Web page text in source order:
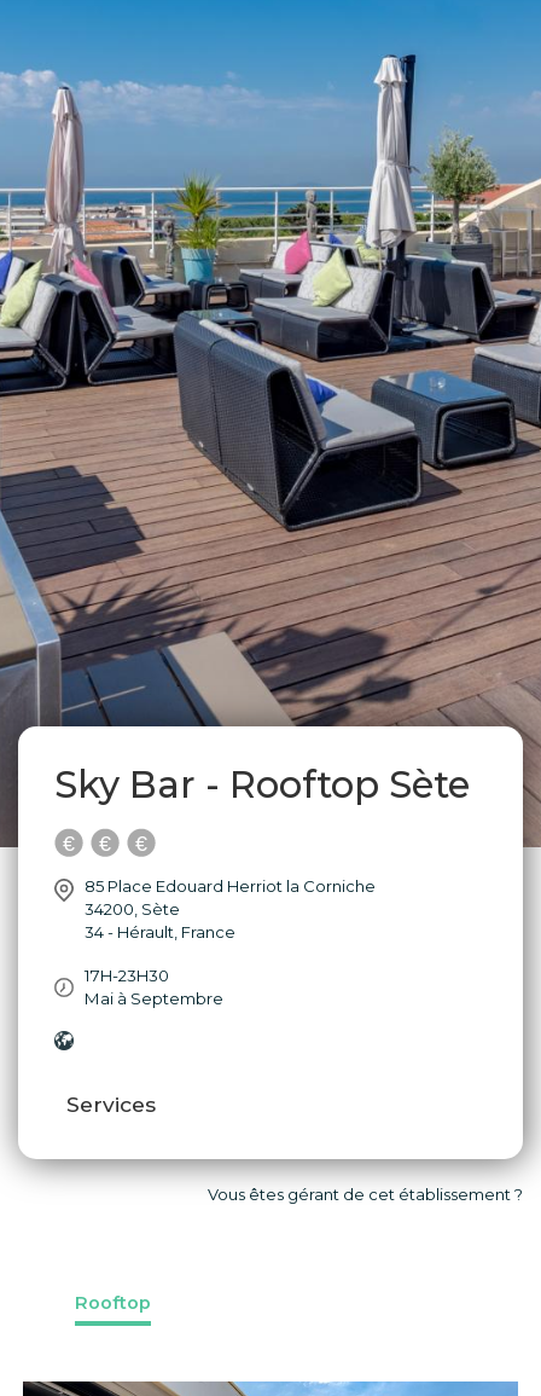
Sky Bar - Rooftop Sète
85 Place Edouard Herriot la Corniche
34200 Sète
34 - Hérault France
17H-23H30
Mai à Septembre
Services
Vous êtes gérant de cet établissement ?
Rooftop